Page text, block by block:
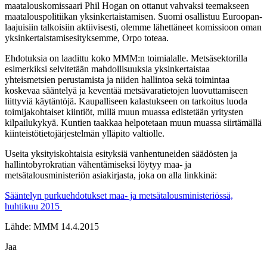
maatalouskomissaari Phil Hogan on ottanut vahvaksi teemakseen
maatalouspolitiikan yksinkertaistamisen. Suomi osallistuu Euroopan-
laajuisiin talkoisiin aktiivisesti, olemme lähettäneet komissioon oman
yksinkertaistamisesityksemme, Orpo toteaa.
Ehdotuksia on laadittu koko MMM:n toimialalle. Metsäsektorilla
esimerkiksi selvitetään mahdollisuuksia yksinkertaistaa
yhteismetsien perustamista ja niiden hallintoa sekä toimintaa
koskevaa sääntelyä ja keventää metsävaratietojen luovuttamiseen
liittyviä käytäntöjä. Kaupalliseen kalastukseen on tarkoitus luoda
toimijakohtaiset kiintiöt, millä muun muassa edistetään yritysten
kilpailukykyä. Kuntien taakkaa helpotetaan muun muassa siirtämällä
kiinteistötietojärjestelmän ylläpito valtiolle.
Useita yksityiskohtaisia esityksiä vanhentuneiden säädösten ja
hallintobyrokratian vähentämiseksi löytyy maa- ja
metsätalousministeriön asiakirjasta, joka on alla linkkinä:
Sääntelyn purkuehdotukset maa- ja metsätalousministeriössä,
huhtikuu 2015
Lähde: MMM 14.4.2015
Jaa